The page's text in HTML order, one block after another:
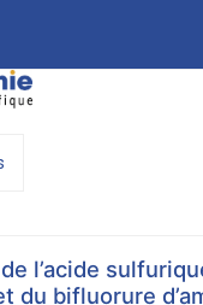
l’acide
du bifluorure